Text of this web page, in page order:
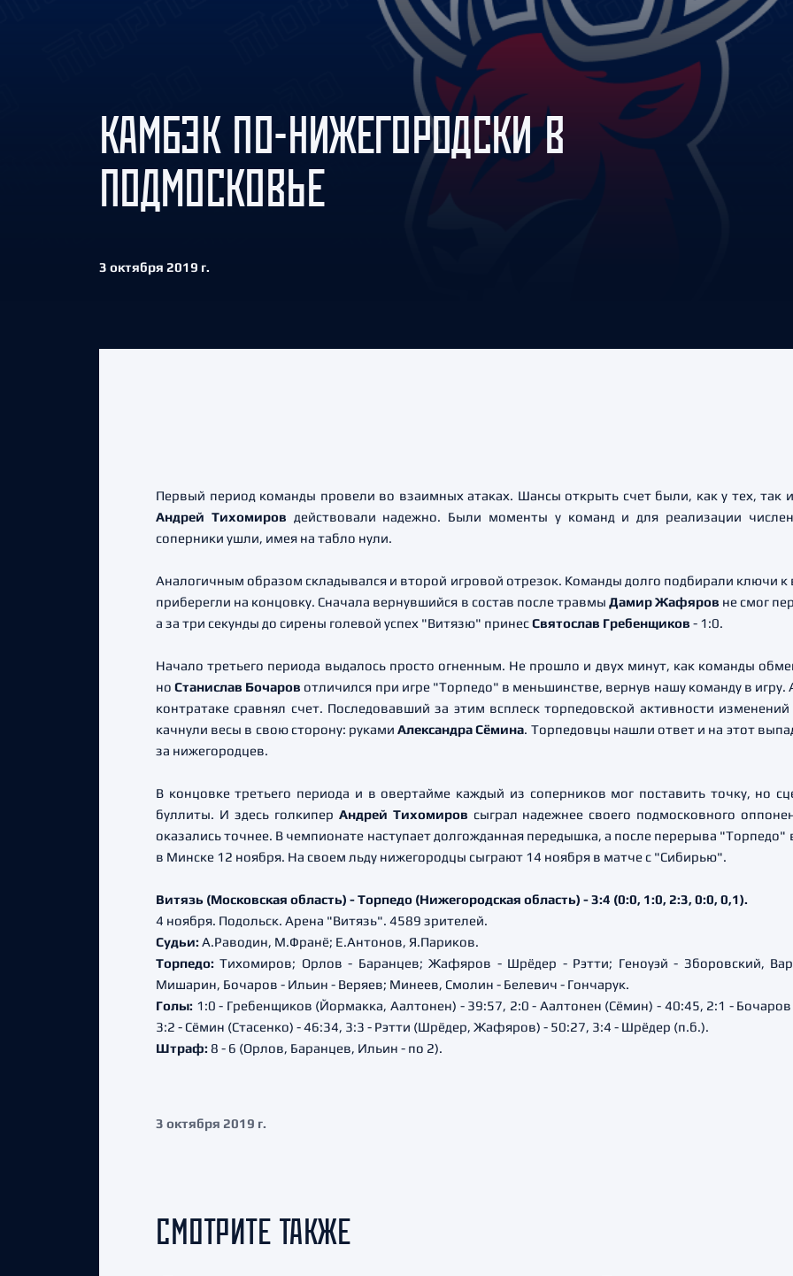
Амур
Барыс
Салават Юлаев
Сибирь
КАМБЭК ПО-НИЖЕГОРОДСКИ В
ПОДМОСКОВЬЕ
3 октября 2019 г.
Первый период команды провели во взаимных атаках. Шансы открыть счет были, как у тех, так
Андрей Тихомиров действовали надежно. Были моменты у команд и для реализации
соперники ушли, имея на табло нули.
Аналогичным образом складывался и второй игровой отрезок. Команды долго подбирали ключи
приберегли на концовку. Сначала вернувшийся в состав после травмы Дамир Жафяров не смог
а за три секунды до сирены голевой успех "Витязю" принесСвятослав Гребенщиков - 1:0.
Начало третьего периода выдалось просто огненным. Не прошло и двух минут, как команды
ноСтанислав Бочаров отличился при игре "Торпедо" в меньшинстве, вернув нашу команду в игру.
контратаке сравнял счет. Последовавший за этим всплеск торпедовской активности
качнули весы в свою сторону: рукамиАлександра Сёмина. Торпедовцы нашли ответ и на этот
за нижегородцев.
В концовке третьего периода и в овертайме каждый из соперников мог поставить точку, но
буллиты. И здесь голкипер Андрей Тихомиров сыграл надежнее своего подмосковного
оказались точнее. В чемпионате наступает долгожданная передышка, а после перерыва
в Минске 12 ноября. На своем льду нижегородцы сыграют 14 ноября в матче с "Сибирью".
Витязь (Московская область) - Торпедо (Нижегородская область) - 3:4 (0:0, 1:0, 2:3, 0:0, 0,1).
4 ноября. Подольск. Арена "Витязь". 4589 зрителей.
Судьи: А.Раводин, М.Франё; Е.Антонов, Я.Париков.
Торпедо: Тихомиров; Орлов - Баранцев; Жафяров - Шрёдер - Рэтти; Геноуэй - Зборовский,
Мишарин, Бочаров - Ильин - Веряев; Минеев, Смолин - Белевич - Гончарук.
Голы: 1:0 - Гребенщиков (Йормакка, Аалтонен) - 39:57, 2:0 - Аалтонен (Сёмин) - 40:45, 2:1 -
3:2 - Сёмин (Стасенко) - 46:34, 3:3 - Рэтти (Шрёдер, Жафяров) - 50:27, 3:4 - Шрёдер (п.б.).
Штраф: 8 - 6 (Орлов, Баранцев, Ильин - по 2).
3 октября 2019 г.
СМОТРИТЕ ТАКЖЕ